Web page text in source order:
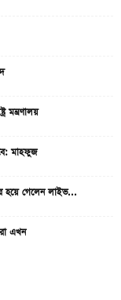
মন্ত্রণালয়
মাহফুজ
হয়ে গেলেন লাইভ...
এখন